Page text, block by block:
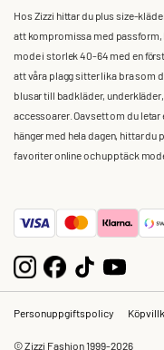
Hos Zizzi hittar du plus size-
att kompromissa med passform,
mode i storlek 40-64 med en
att våra plagg sitter lika bra som
blusar till badkläder,
accessoarer. Oavsett om du
hänger med hela dagen, hittar
favoriter online och upptäck
Personuppgiftspolicy
© Zizzi Fashion 1999-2026